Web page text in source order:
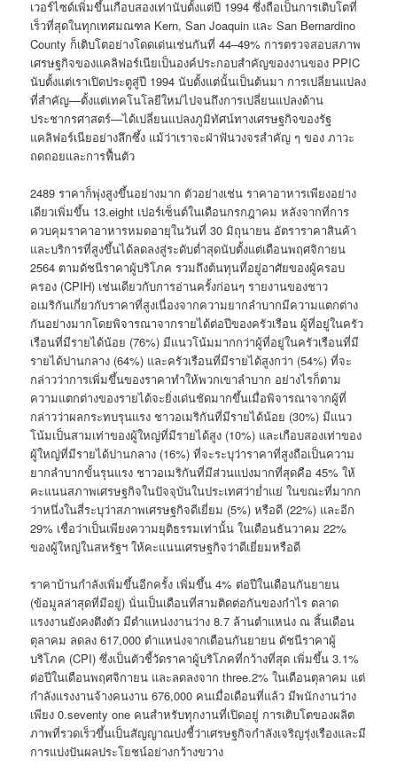
เวอร์ไซด์เพิ่มขึ้นเกือบสองเท่านับตั้งแต่ปี 1994 ซึ่งถือเป็นการเติบโตที่
เร็วที่สุดในทุกเทศมณฑล Kern, San Joaquin และ San Bernardino
County ก็เติบโตอย่างโดดเด่นเช่นกันที่ 44–49% การตรวจสอบสภาพ
เศรษฐกิจของแคลิฟอร์เนียเป็นองค์ประกอบสำคัญของงานของ PPIC
นับตั้งแต่เราเปิดประตูสู่ปี 1994 นับตั้งแต่นั้นเป็นต้นมา การเปลี่ยนแปลง
ที่สำคัญ—ตั้งแต่เทคโนโลยีใหม่ไปจนถึงการเปลี่ยนแปลงด้าน
ประชากรศาสตร์—ได้เปลี่ยนแปลงภูมิทัศน์ทางเศรษฐกิจของรัฐ
แคลิฟอร์เนียอย่างลึกซึ้ง แม้ว่าเราจะฝ่าฟันวงจรสำคัญ ๆ ของ ภาวะ
ถดถอยและการฟื้นตัว
2489 ราคาก็พุ่งสูงขึ้นอย่างมาก ตัวอย่างเช่น ราคาอาหารเพียงอย่าง
เดียวเพิ่มขึ้น 13.eight เปอร์เซ็นต์ในเดือนกรกฎาคม หลังจากที่การ
ควบคุมราคาอาหารหมดอายุในวันที่ 30 มิถุนายน อัตราราคาสินค้า
และบริการที่สูงขึ้นได้ลดลงสู่ระดับต่ำสุดนับตั้งแต่เดือนพฤศจิกายน
2564 ตามดัชนีราคาผู้บริโภค รวมถึงต้นทุนที่อยู่อาศัยของผู้ครอบ
ครอง (CPIH) เช่นเดียวกับการอ่านครั้งก่อนๆ รายงานของชาว
อเมริกันเกี่ยวกับราคาที่สูงเนื่องจากความยากลำบากมีความแตกต่าง
กันอย่างมากโดยพิจารณาจากรายได้ต่อปีของครัวเรือน ผู้ที่อยู่ในครัว
เรือนที่มีรายได้น้อย (76%) มีแนวโน้มมากกว่าผู้ที่อยู่ในครัวเรือนที่มี
รายได้ปานกลาง (64%) และครัวเรือนที่มีรายได้สูงกว่า (54%) ที่จะ
กล่าวว่าการเพิ่มขึ้นของราคาทำให้พวกเขาลำบาก อย่างไรก็ตาม
ความแตกต่างของรายได้จะยิ่งเด่นชัดมากขึ้นเมื่อพิจารณาจากผู้ที่
กล่าวว่าผลกระทบรุนแรง ชาวอเมริกันที่มีรายได้น้อย (30%) มีแนว
โน้มเป็นสามเท่าของผู้ใหญ่ที่มีรายได้สูง (10%) และเกือบสองเท่าของ
ผู้ใหญ่ที่มีรายได้ปานกลาง (16%) ที่จะระบุว่าราคาที่สูงถือเป็นความ
ยากลำบากขั้นรุนแรง ชาวอเมริกันที่มีส่วนแบ่งมากที่สุดคือ 45% ให้
คะแนนสภาพเศรษฐกิจในปัจจุบันในประเทศว่าย่ำแย่ ในขณะที่มากก
ว่าหนึ่งในสี่ระบุว่าสภาพเศรษฐกิจดีเยี่ยม (5%) หรือดี (22%) และอีก
29% เชื่อว่าเป็นเพียงความยุติธรรมเท่านั้น ในเดือนธันวาคม 22%
ของผู้ใหญ่ในสหรัฐฯ ให้คะแนนเศรษฐกิจว่าดีเยี่ยมหรือดี
ราคาบ้านกำลังเพิ่มขึ้นอีกครั้ง เพิ่มขึ้น 4% ต่อปีในเดือนกันยายน
(ข้อมูลล่าสุดที่มีอยู่) นั่นเป็นเดือนที่สามติดต่อกันของกำไร ตลาด
แรงงานยังคงตึงตัว มีตำแหน่งงานว่าง 8.7 ล้านตำแหน่ง ณ สิ้นเดือน
ตุลาคม ลดลง 617,000 ตำแหน่งจากเดือนกันยายน ดัชนีราคาผู้
บริโภค (CPI) ซึ่งเป็นตัวชี้วัดราคาผู้บริโภคที่กว้างที่สุด เพิ่มขึ้น 3.1%
ต่อปีในเดือนพฤศจิกายน และลดลงจาก three.2% ในเดือนตุลาคม แต่
กำลังแรงงานจ้างคนงาน 676,000 คนเมื่อเดือนที่แล้ว มีพนักงานว่าง
เพียง 0.seventy one คนสำหรับทุกงานที่เปิดอยู่ การเติบโตของผลิต
ภาพที่รวดเร็วขึ้นเป็นสัญญาณบ่งชี้ว่าเศรษฐกิจกำลังเจริญรุ่งเรืองและมี
การแบ่งปันผลประโยชน์อย่างกว้างขวาง